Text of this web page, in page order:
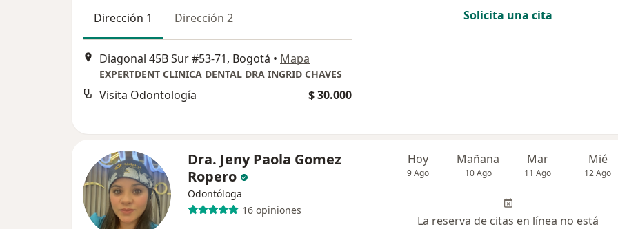
Dirección 1 Dirección 2
Diagonal 45B Sur #53-71, Bogotá • Mapa
EXPERTDENT CLINICA DENTAL DRA INGRID CHAVES
Visita Odontología $ 30.000
Solicita una cita
Dra. Jeny Paola Gomez
Ropero
Odontóloga
16 opiniones
Hoy
9 Ago
Mañana
10 Ago
Mar
11 Ago
Mié
12 Ago
La reserva de citas en línea no está